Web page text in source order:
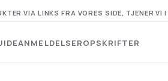
VIA LINKS FRA VORES SIDE, TJENER
ANMELDELSEROPSKRIFTER